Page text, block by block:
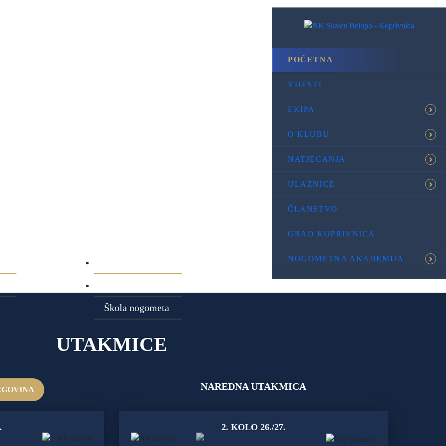
UTAKMICE
NAREDNA UTAKMICA
2. KOLO 26./27.
Škola nogometa
POČETNA
VIJESTI
EKIPA
O KLUBU
NATJECANJA
ULAZNICE
ČLANSTVO
GRAD KOPRIVNICA
NOGOMETNA AKADEMIJA